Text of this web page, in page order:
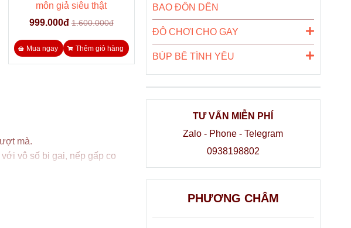
môn giả siêu thật
999.000đ 1.600.000đ
Mua ngay Thêm giỏ hàng
mà.
vô số bi gai, nếp gấp co
BAO ĐÔN DÊN
ĐÔ CHƠI CHO GAY
BÚP BÊ TÌNH YÊU
TƯ VẤN MIỄN PHÍ
Zalo - Phone - Telegram
0938198802
PHƯƠNG CHÂM